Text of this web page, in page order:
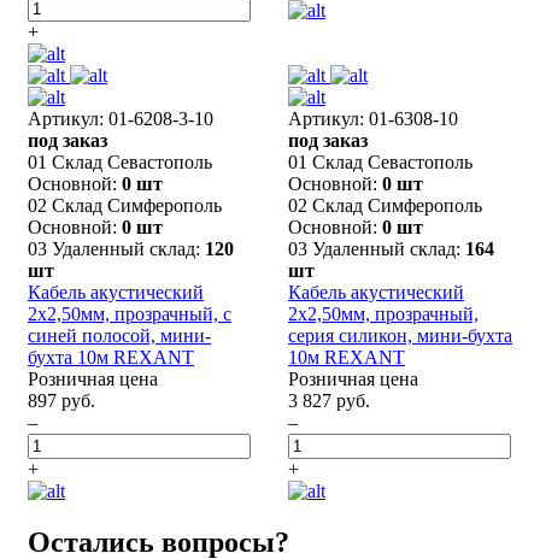
+
Артикул: 01-6208-3-10
под заказ
01 Склад Севастополь
Основной: 0 шт
02 Склад Симферополь
Основной: 0 шт
03 Удаленный склад: 120
шт
Кабель акустический
2х2,50мм, прозрачный, с
синей полосой, мини-
бухта 10м REXANT
Розничная цена
897 руб.
–
+
Артикул: 01-6308-10
под заказ
01 Склад Севастополь
Основной: 0 шт
02 Склад Симферополь
Основной: 0 шт
03 Удаленный склад: 164
шт
Кабель акустический
2х2,50мм, прозрачный,
серия силикон, мини-бухта
10м REXANT
Розничная цена
3 827 руб.
–
+
Остались вопросы?